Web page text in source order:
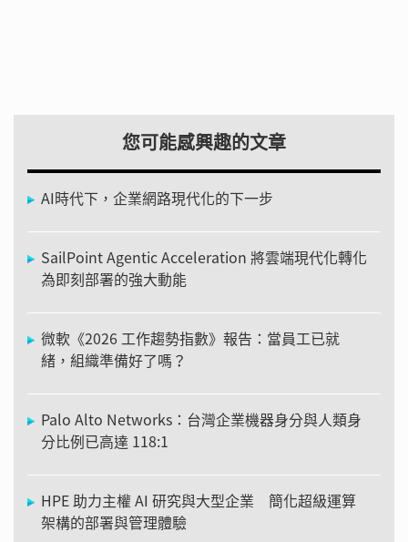
您可能感興趣的文章
AI時代下，企業網路現代化的下一步
SailPoint Agentic Acceleration 將雲端現代化轉化
為即刻部署的強大動能
微軟《2026 工作趨勢指數》報告：當員工已就
緒，組織準備好了嗎？
Palo Alto Networks：台灣企業機器身分與人類身
分比例已高達 118:1
HPE 助力主權 AI 研究與大型企業 簡化超級運算
架構的部署與管理體驗